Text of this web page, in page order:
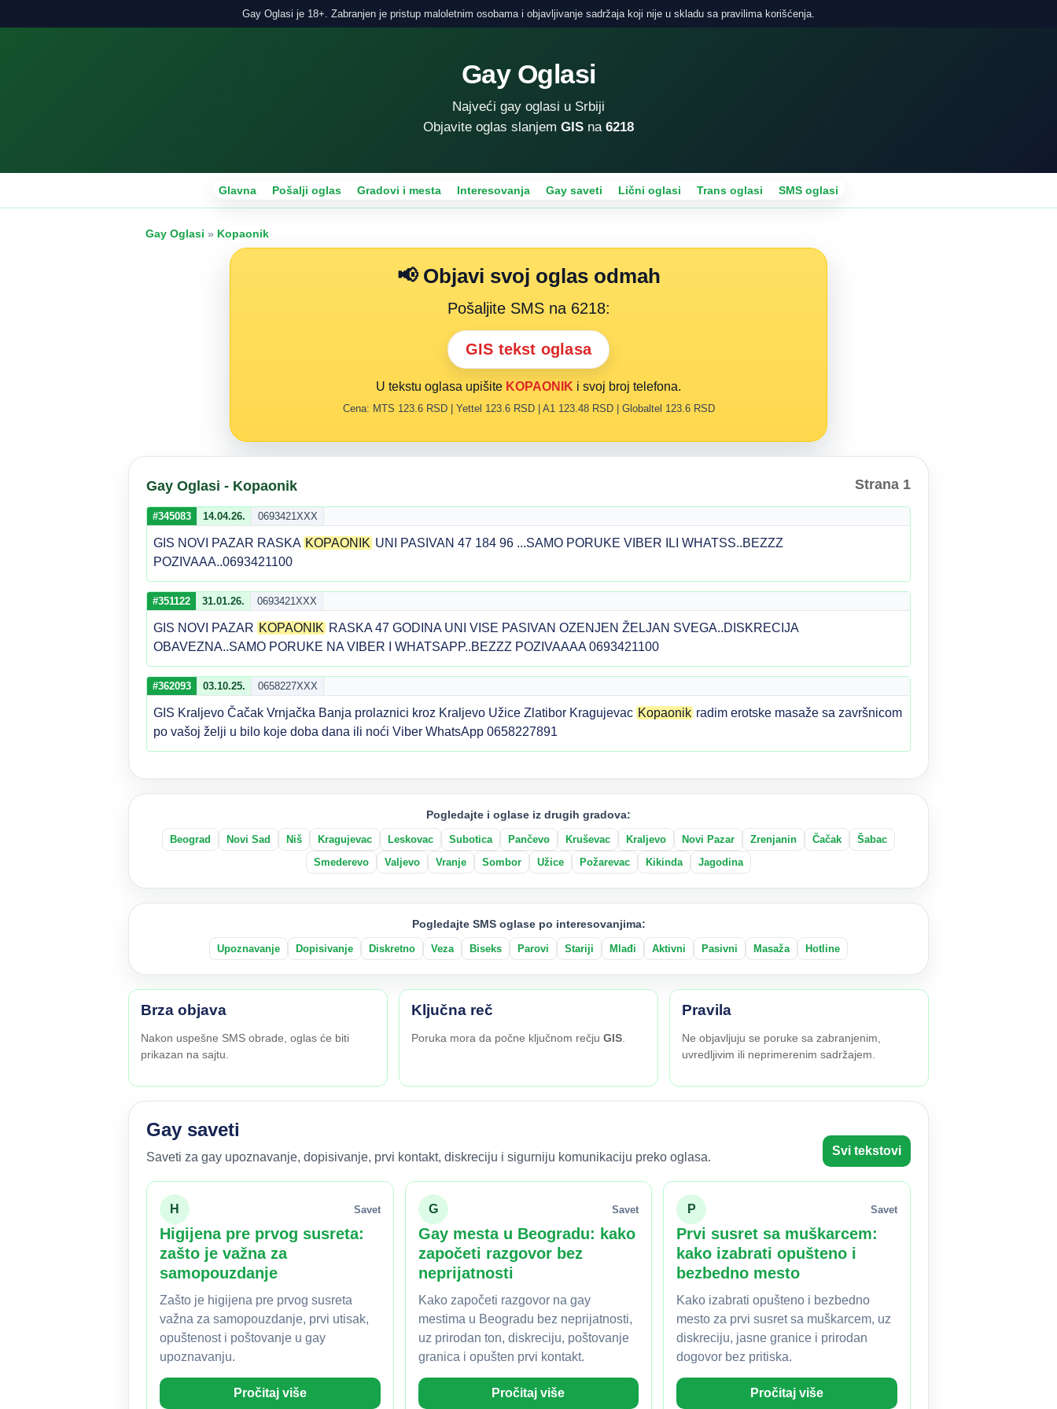
Gay Oglasi je 18+. Zabranjen je pristup maloletnim osobama i objavljivanje sadržaja koji nije u skladu sa pravilima korišćenja.
Gay Oglasi
Najveći gay oglasi u Srbiji
Objavite oglas slanjem GIS na 6218
Glavna Pošalji oglas Gradovi i mesta Interesovanja Gay saveti Lični oglasi Trans oglasi SMS oglasi
Gay Oglasi » Kopaonik
📢 Objavi svoj oglas odmah
Pošaljite SMS na 6218:
GIS tekst oglasa
U tekstu oglasa upišite KOPAONIK i svoj broj telefona.
Cena: MTS 123.6 RSD | Yettel 123.6 RSD | A1 123.48 RSD | Globaltel 123.6 RSD
Gay Oglasi - Kopaonik Strana 1
#345083 14.04.26. 0693421XXX
GIS NOVI PAZAR RASKA KOPAONIK UNI PASIVAN 47 184 96 ...SAMO PORUKE VIBER ILI WHATSS..BEZZZ
POZIVAAA..0693421100
#351122 31.01.26. 0693421XXX
GIS NOVI PAZAR KOPAONIK RASKA 47 GODINA UNI VISE PASIVAN OZENJEN ŽELJAN SVEGA..DISKRECIJA
OBAVEZNA..SAMO PORUKE NA VIBER I WHATSAPP..BEZZZ POZIVAAAA 0693421100
#362093 03.10.25. 0658227XXX
GIS Kraljevo Čačak Vrnjačka Banja prolaznici kroz Kraljevo Užice Zlatibor Kragujevac Kopaonik radim erotske masaže sa završnicom
po vašoj želji u bilo koje doba dana ili noći Viber WhatsApp 0658227891
Pogledajte i oglase iz drugih gradova:
Beograd Novi Sad Niš Kragujevac Leskovac Subotica Pančevo Kruševac Kraljevo Novi Pazar Zrenjanin Čačak
Šabac
Smederevo
Valjevo Vranje Sombor Užice Požarevac Kikinda Jagodina
Pogledajte SMS oglase po interesovanjima:
Upoznavanje Dopisivanje Diskretno Veza Biseks Parovi Stariji Mlađi Aktivni Pasivni Masaža Hotline
Brza objava
Nakon uspešne SMS obrade, oglas će biti
prikazan na sajtu.
Ključna reč
Poruka mora da počne ključnom rečju GIS
Pravila
Ne objavljuju se poruke sa zabranjenim,
uvredljivim ili neprimerenim sadržajem.
Gay saveti
Saveti za gay upoznavanje, dopisivanje, prvi kontakt, diskreciju i sigurniju komunikaciju preko oglasa. Svi tekstovi
H Savet
Higijena pre prvog susreta:
zašto je važna za
samopouzdanje
Zašto je higijena pre prvog susreta
važna za samopouzdanje, prvi utisak,
opuštenost i poštovanje u gay
upoznavanju.
Pročitaj više
G Savet
Gay mesta u Beogradu: kako
započeti razgovor bez
neprijatnosti
Kako započeti razgovor na gay
mestima u Beogradu bez neprijatnosti,
uz prirodan ton, diskreciju, poštovanje
granica i opušten prvi kontakt.
Pročitaj više
P Savet
Prvi susret sa muškarcem:
kako izabrati opušteno i
bezbedno mesto
Kako izabrati opušteno i bezbedno
mesto za prvi susret sa muškarcem, uz
diskreciju, jasne granice i prirodan
dogovor bez pritiska.
Pročitaj više